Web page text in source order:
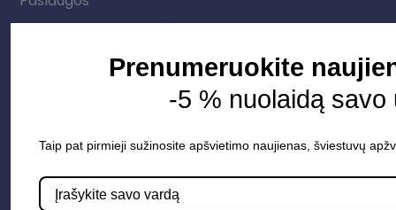
Apšvietimo mokymų įrašas
+3706 279 7213
Prenumeruokite
-5 % nuolaidą savo
Taip pat pirmieji sužinosite apšvietimo naujienas, šviestuvų